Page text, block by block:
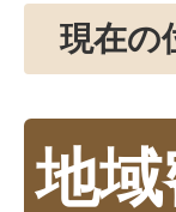
現在の
地